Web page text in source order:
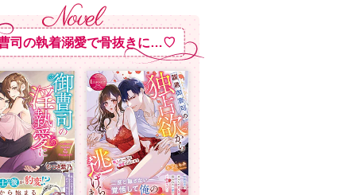
司の執着溺愛で骨抜きに…♡